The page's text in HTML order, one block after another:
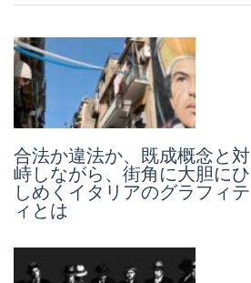
『鉛の時代』:「 国家の偽造
犯」となった天才贋作者ト
ニ・キッキアレッリとは何者
なのか
合法か違法か、既成概念と対
峙しながら、街角に大胆にひ
しめくイタリアのグラフィテ
ィとは